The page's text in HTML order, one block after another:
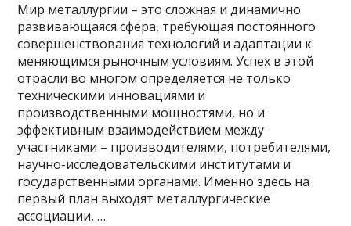
Мир металлургии – это сложная и динамично
развивающаяся сфера, требующая постоянного
совершенствования технологий и адаптации к
меняющимся рыночным условиям. Успех в этой
отрасли во многом определяется не только
техническими инновациями и
производственными мощностями, но и
эффективным взаимодействием между
участниками – производителями, потребителями,
научно-исследовательскими институтами и
государственными органами. Именно здесь на
первый план выходят металлургические
ассоциации, …